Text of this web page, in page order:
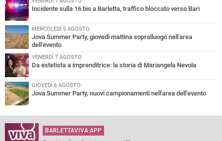
Incidente sulla 16 bis a Barletta, traffico bloccato verso Bari
MERCOLEDÌ 5 AGOSTO
Jova Summer Party, giovedì mattina sopralluogo nell'area
dell'evento
VENERDÌ 7 AGOSTO
Da estetista a imprenditrice: la storia di Mariangela Nevola
GIOVEDÌ 6 AGOSTO
Jova Summer Party, nuovi campionamenti nell'area dell'evento
BARLETTAVIVA APP